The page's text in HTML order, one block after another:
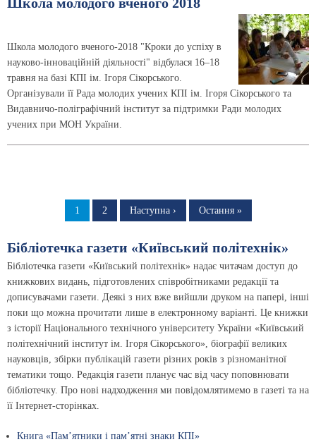
Школа молодого вченого 2018
Школа молодого вченого-2018 "Кроки до успіху в
науково-інноваційній діяльності" відбулася 16–18
травня на базі КПІ ім. Ігоря Сікорського.
Організували її Рада молодих учених КПІ ім. Ігоря Сікорського та
Видавничо-поліграфічний інститут за підтримки Ради молодих
учених при МОН України.
Сторінка
1 Сторінка
2
Наступна
Наступна ›
Остання
Остання »
Бібліотечка газети «Київський політехнік»
Бібліотечка газети «Київський політехнік» надає читачам доступ до
книжкових видань, підготовлених співробітниками редакції та
дописувачами газети. Деякі з них вже вийшли друком на папері, інші
поки що можна прочитати лише в електронному варіанті. Це книжки
з історії Національного технічного університету України «Київський
політехнічний інститут ім. Ігоря Сікорського», біографії великих
науковців, збірки публікацій газети різних років з різноманітної
тематики тощо. Редакція газети планує час від часу поповнювати
бібліотечку. Про нові надходження ми повідомлятимемо в газеті та на
її Інтернет-сторінках.
Книга «Пам’ятники і пам’ятні знаки КПІ»